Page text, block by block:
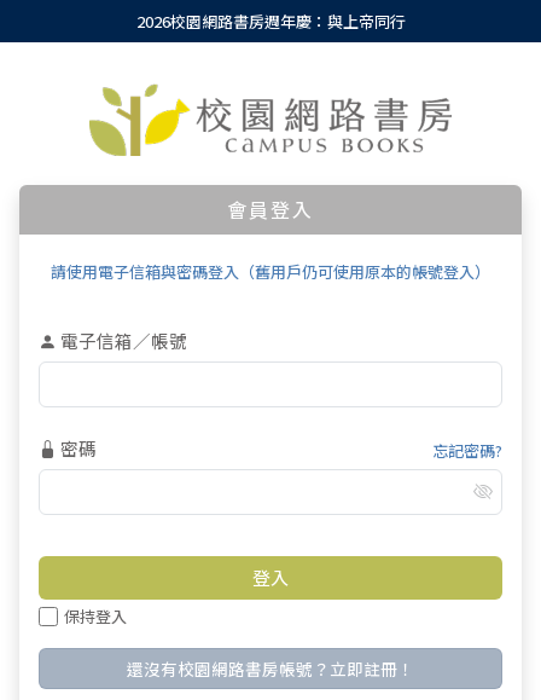
2026校園網路書房週年慶：與上帝同行
會員登入
請使用電子信箱與密碼登入（舊用戶仍可使用原本的帳號登入）
電子信箱／帳號
密碼 忘記密碼?
保持登入
還沒有校園網路書房帳號？立即註冊！